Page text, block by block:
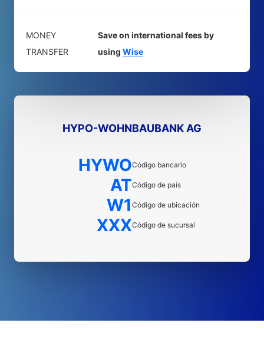
MONEY
TRANSFER
Save on international fees by
using Wise
HYPO-WOHNBAUBANK AG
HYWOCódigo bancario
ATCódigo de país
W1 Código de ubicación
XXXCódigo de sucursal